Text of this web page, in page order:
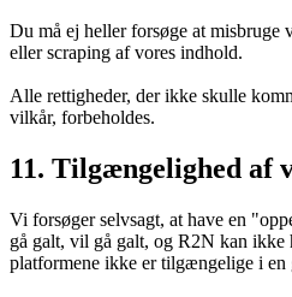
Du må ej heller forsøge at misbruge
eller scraping af vores indhold.
Alle rettigheder, der ikke skulle
vilkår, forbeholdes.
11. Tilgængelighed af
Vi forsøger selvsagt, at have en
gå galt, vil gå galt, og R2N kan ikke
platformene ikke er tilgængelige i en